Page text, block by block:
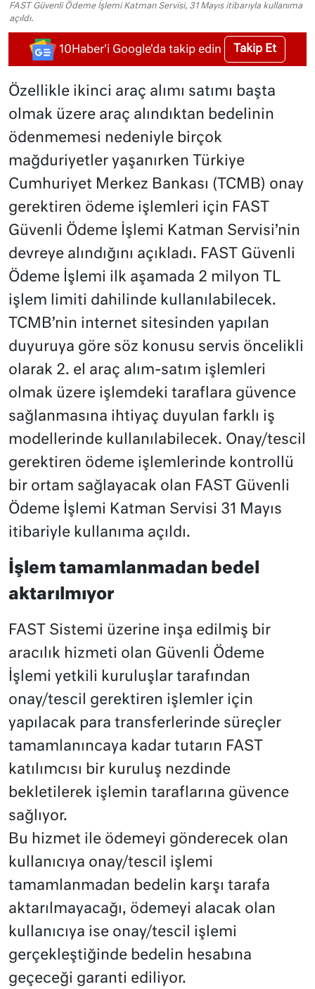
FAST Güvenli Ödeme İşlemi Katman Servisi, 31 Mayıs itibarıyla kullanıma
açıldı.
10Haber'i Google'da takip edin Takip Et
Özellikle ikinci araç alımı satımı başta
olmak üzere araç alındıktan bedelinin
ödenmemesi nedeniyle birçok
mağduriyetler yaşanırken Türkiye
Cumhuriyet Merkez Bankası (TCMB) onay
gerektiren ödeme işlemleri için FAST
Güvenli Ödeme İşlemi Katman Servisi’nin
devreye alındığını açıkladı. FAST Güvenli
Ödeme İşlemi ilk aşamada 2 milyon TL
işlem limiti dahilinde kullanılabilecek.
TCMB’nin internet sitesinden yapılan
duyuruya göre söz konusu servis öncelikli
olarak 2. el araç alım-satım işlemleri
olmak üzere işlemdeki taraflara güvence
sağlanmasına ihtiyaç duyulan farklı iş
modellerinde kullanılabilecek. Onay/tescil
gerektiren ödeme işlemlerinde kontrollü
bir ortam sağlayacak olan FAST Güvenli
Ödeme İşlemi Katman Servisi 31 Mayıs
itibariyle kullanıma açıldı.
İşlem tamamlanmadan bedel
aktarılmıyor
FAST Sistemi üzerine inşa edilmiş bir
aracılık hizmeti olan Güvenli Ödeme
İşlemi yetkili kuruluşlar tarafından
onay/tescil gerektiren işlemler için
yapılacak para transferlerinde süreçler
tamamlanıncaya kadar tutarın FAST
katılımcısı bir kuruluş nezdinde
bekletilerek işlemin taraflarına güvence
sağlıyor.
Bu hizmet ile ödemeyi gönderecek olan
kullanıcıya onay/tescil işlemi
tamamlanmadan bedelin karşı tarafa
aktarılmayacağı, ödemeyi alacak olan
kullanıcıya ise onay/tescil işlemi
gerçekleştiğinde bedelin hesabına
geçeceği garanti ediliyor.